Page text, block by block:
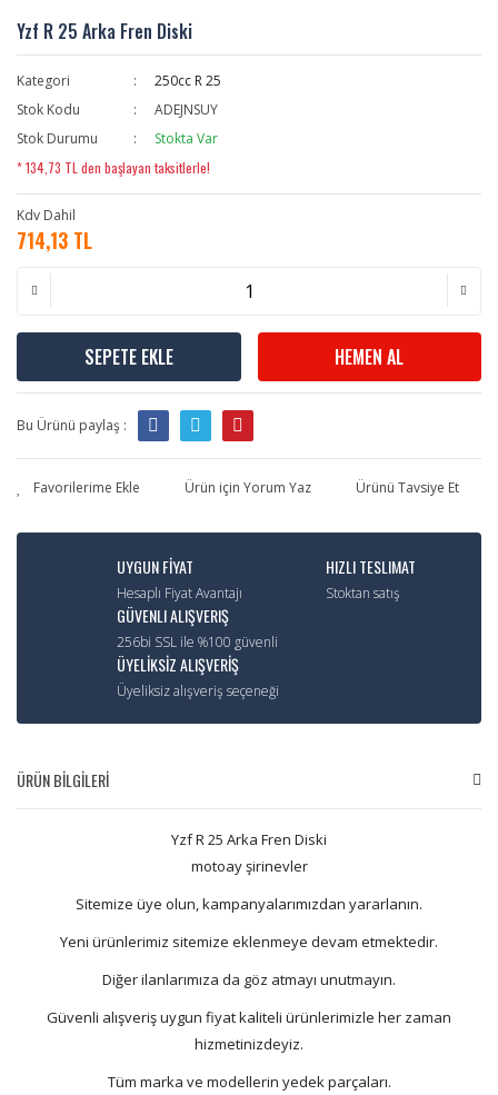
Yzf R 25 Arka Fren Diski
Kategori
250cc R 25
Stok Kodu
ADEJNSUY
Stok Durumu
Stokta Var
* 134,73 TL den başlayan taksitlerle!
Kdv Dahil
714,13 TL
SEPETE EKLE HEMEN AL
Bu Ürünü paylaş :
Ürün için Yorum Yaz Ürünü Tavsiye Et
UYGUN FİYAT
Hesaplı Fiyat Avantajı
HIZLI TESLIMAT
Stoktan satış
GÜVENLI ALIŞVERIŞ
256bi SSL ile %100 güvenli
ÜYELİKSİZ ALIŞVERİŞ
Üyeliksiz alışveriş seçeneği
ÜRÜN BİLGİLERİ
Yzf R 25 Arka Fren Diski
motoay şirinevler
Sitemize üye olun, kampanyalarımızdan yararlanın.
Yeni ürünlerimiz sitemize eklenmeye devam etmektedir.
Diğer ilanlarımıza da göz atmayı unutmayın.
Güvenli alışveriş uygun fiyat kaliteli ürünlerimizle her zaman
hizmetinizdeyiz.
Tüm marka ve modellerin yedek parçaları.